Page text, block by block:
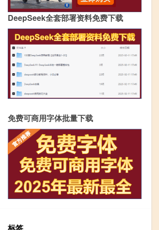
DeepSeek全套部署资料免费下载
免费可商用字体批量下载
标签